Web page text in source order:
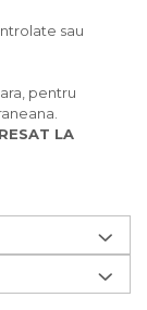
sau
pentru
LA